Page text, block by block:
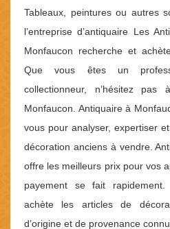
Tableaux, peintures ou autres
l’entreprise d’antiquaire Les
Monfaucon recherche et
Que vous êtes un
collectionneur, n’hésitez
Monfaucon. Antiquaire à
vous pour analyser, expertiser
décoration anciens à vendre.
offre les meilleurs prix pour vos
payement se fait rapidement.
achète les articles de
d’origine et de provenance